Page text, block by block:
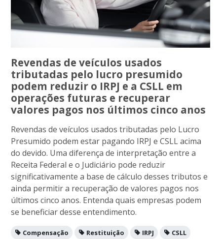
Revendas de veículos usados
tributadas pelo lucro presumido
podem reduzir o IRPJ e a CSLL em
operações futuras e recuperar
valores pagos nos últimos cinco anos
Revendas de veículos usados tributadas pelo Lucro
Presumido podem estar pagando IRPJ e CSLL acima
do devido. Uma diferença de interpretação entre a
Receita Federal e o Judiciário pode reduzir
significativamente a base de cálculo desses tributos e
ainda permitir a recuperação de valores pagos nos
últimos cinco anos. Entenda quais empresas podem
se beneficiar desse entendimento.
Compensação Restituição IRPJ CSLL